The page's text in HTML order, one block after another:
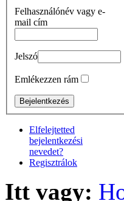
Felhasználónév vagy e-
mail cím
Jelszó
Emlékezzen rám
Elfelejtetted
bejelentkezési
nevedet?
Regisztrálok
Itt vagy: